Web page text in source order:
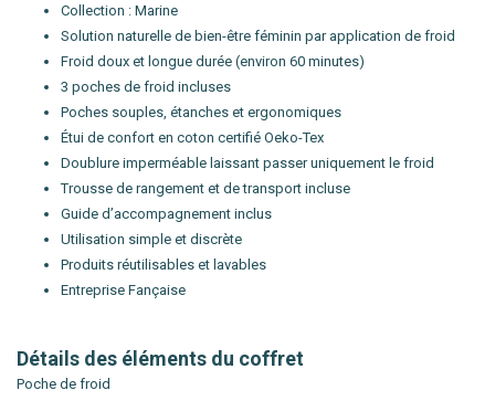
Collection : Marine
Solution naturelle de bien-être féminin par application de froid
Froid doux et longue durée (environ 60 minutes)
3 poches de froid incluses
Poches souples, étanches et ergonomiques
Étui de confort en coton certifié Oeko-Tex
Doublure imperméable laissant passer uniquement le froid
Trousse de rangement et de transport incluse
Guide d’accompagnement inclus
Utilisation simple et discrète
Produits réutilisables et lavables
Entreprise Fançaise
Détails des éléments du coffret
Poche de froid